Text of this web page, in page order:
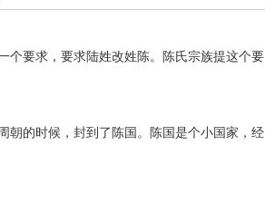
要求，要求陆姓改姓陈。陈氏宗族提这个要
的时候，封到了陈国。陈国是个小国家，经